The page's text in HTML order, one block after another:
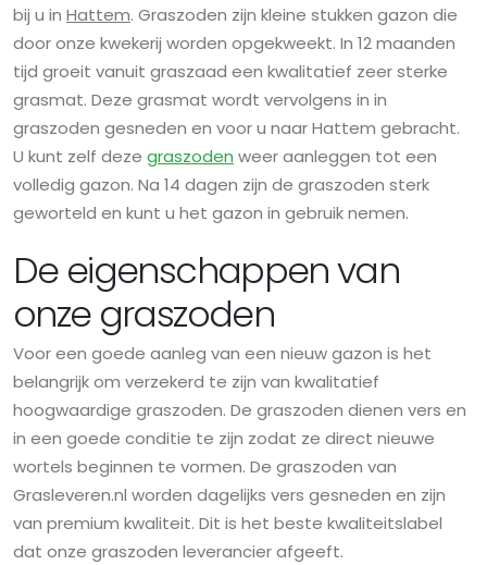
bij u in Hattem. Graszoden zijn kleine stukken gazon die
door onze kwekerij worden opgekweekt. In 12 maanden
tijd groeit vanuit graszaad een kwalitatief zeer sterke
grasmat. Deze grasmat wordt vervolgens in in
graszoden gesneden en voor u naar Hattem gebracht.
U kunt zelf deze graszoden weer aanleggen tot een
volledig gazon. Na 14 dagen zijn de graszoden sterk
geworteld en kunt u het gazon in gebruik nemen.
De eigenschappen van
onze graszoden
Voor een goede aanleg van een nieuw gazon is het
belangrijk om verzekerd te zijn van kwalitatief
hoogwaardige graszoden. De graszoden dienen vers en
in een goede conditie te zijn zodat ze direct nieuwe
wortels beginnen te vormen. De graszoden van
Grasleveren.nl worden dagelijks vers gesneden en zijn
van premium kwaliteit. Dit is het beste kwaliteitslabel
dat onze graszoden leverancier afgeeft.